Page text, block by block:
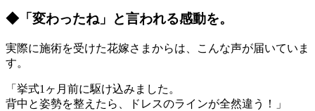
◆「変わったね」と言われる感動を。
実際に施術を受けた花嫁さまからは、こんな声が届いていま
す。
「挙式1ヶ月前に駆け込みました。
背中と姿勢を整えたら、ドレスのラインが全然違う！」